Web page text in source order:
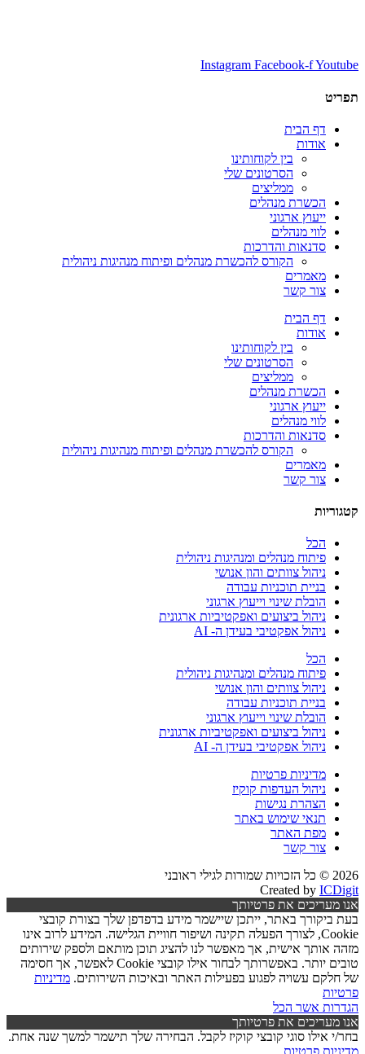
Instagram Facebook-fYoutube
תפריט
דף הבית
אודות
בין לקוחותינו
הסרטונים שלי
ממליצים
הכשרת מנהלים
ייעוץ ארגוני
לווי מנהלים
סדנאות והדרכות
הקורס להכשרת מנהלים ופיתוח מנהיגות ניהולית
מאמרים
צור קשר
דף הבית
אודות
בין לקוחותינו
הסרטונים שלי
ממליצים
הכשרת מנהלים
ייעוץ ארגוני
לווי מנהלים
סדנאות והדרכות
הקורס להכשרת מנהלים ופיתוח מנהיגות ניהולית
מאמרים
צור קשר
קטגוריות
הכל
פיתוח מנהלים ומנהיגות ניהולית
ניהול צוותים והון אנושי
בניית תוכניות עבודה
הובלת שינוי וייעוץ ארגוני
ניהול ביצועים ואפקטיביות ארגונית
ניהול אפקטיבי בעידן ה- AI
הכל
פיתוח מנהלים ומנהיגות ניהולית
ניהול צוותים והון אנושי
בניית תוכניות עבודה
הובלת שינוי וייעוץ ארגוני
ניהול ביצועים ואפקטיביות ארגונית
ניהול אפקטיבי בעידן ה- AI
מדיניות פרטיות
ניהול העדפות קוקיז
הצהרת נגישות
תנאי שימוש באתר
מפת האתר
צור קשר
2026 © כל הזכויות שמורות לגילי ראובני
Created by ICDigit
אנו מעריכים את פרטיותך
בעת ביקורך באתר, ייתכן שיישמר מידע בדפדפן שלך בצורת קובצי
Cookie, לצורך הפעלה תקינה ושיפור חוויית הגלישה. המידע לרוב אינו
מזהה אותך אישית, אך מאפשר לנו להציג תוכן מותאם ולספק שירותים
טובים יותר. באפשרותך לבחור אילו קובצי Cookie לאפשר, אך חסימה
של חלקם עשויה לפגוע בפעילות האתר ובאיכות השירותים. מדיניות
פרטיות
הגדרות אשר הכל
אנו מעריכים את פרטיותך
בחר/י אילו סוגי קובצי קוקיז לקבל. הבחירה שלך תישמר למשך שנה אחת.